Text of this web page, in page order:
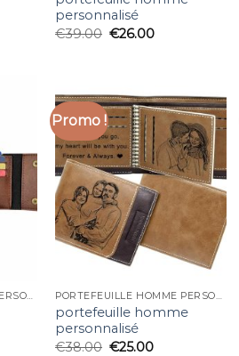
personnalisé
€39.00 €26.00
PORTEFEUILLE HOMME PERSONNALISÉ
Promo !
PORTEFEUILLE HOMME PERSONNALISÉ
portefeuille homme
personnalisé
€38.00 €25.00